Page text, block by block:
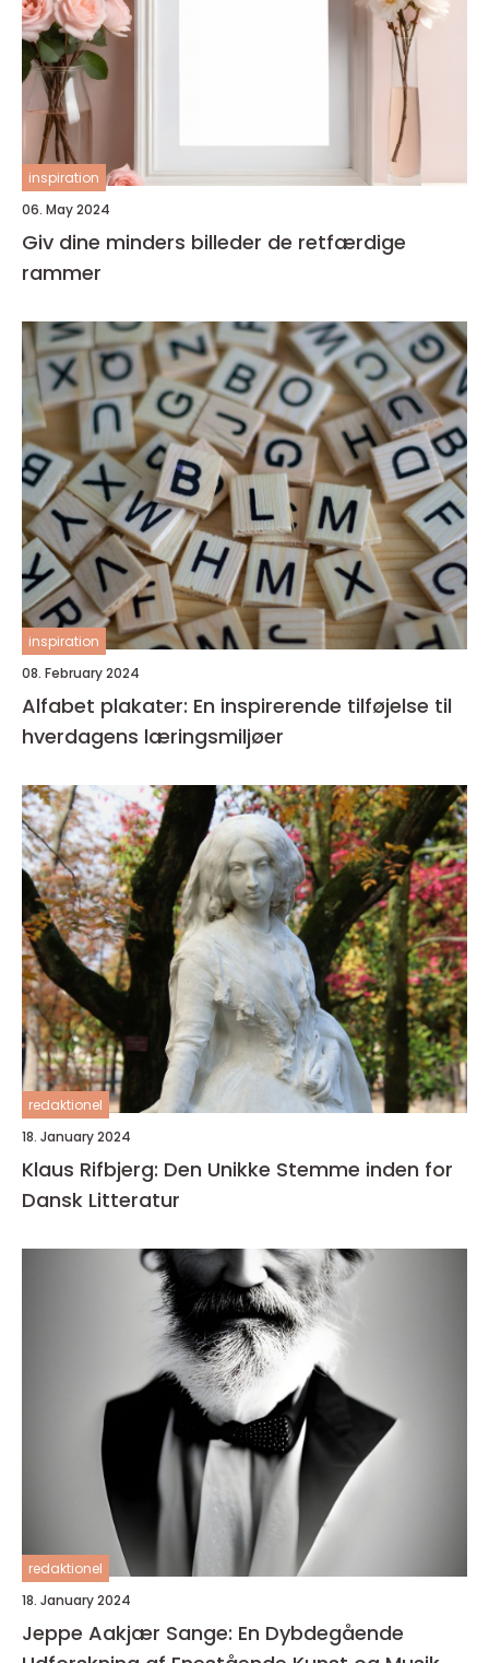
inspiration
06. May 2024
Giv dine minders billeder de retfærdige
rammer
inspiration
08. February 2024
Alfabet plakater: En inspirerende tilføjelse til
hverdagens læringsmiljøer
redaktionel
18. January 2024
Klaus Rifbjerg: Den Unikke Stemme inden for
Dansk Litteratur
redaktionel
18. January 2024
Jeppe Aakjær Sange: En Dybdegående